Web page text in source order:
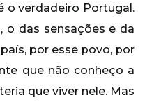
o verdadeiro Portugal.
o das sensações e da
por esse povo, por
que não conheço a
que viver nele. Mas